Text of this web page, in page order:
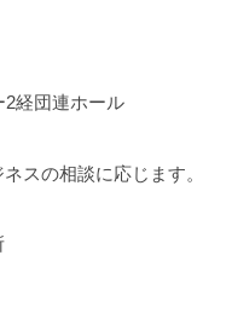
2経団連ホール
スの相談に応じます。